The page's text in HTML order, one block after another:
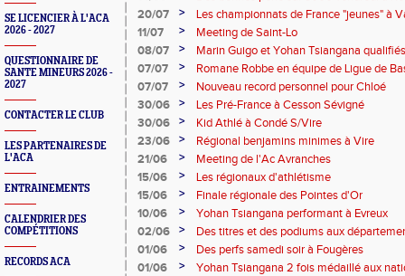
SE LICENCIER À L'ACA
2026 - 2027
QUESTIONNAIRE DE
SANTE MINEURS 2026 -
2027
CONTACTER LE CLUB
LES PARTENAIRES DE
L'ACA
ENTRAINEMENTS
CALENDRIER DES
COMPÉTITIONS
RECORDS ACA
20/07
>
Les championnats de France "jeunes" à
11/07
>
Meeting de Saint-Lo
08/07
>
Marin Guigo et Yohan Tsiangana
07/07
>
Romane Robbe en équipe de Ligue de
07/07
>
Nouveau record personnel pour Chloé
30/06
>
Les Pré-France à Cesson Sévigné
30/06
>
Kid Athlé à Condé S/Vire
23/06
>
Régional benjamins minimes à Vire
21/06
>
Meeting de l'Ac Avranches
15/06
>
Les régionaux d'athlétisme
15/06
>
Finale régionale des Pointes d'Or
10/06
>
Yohan Tsiangana performant à Evreux
02/06
>
Des titres et des podiums aux
01/06
>
Des perfs samedi soir à Fougères
01/06
>
Yohan Tsiangana 2 fois médaillé aux